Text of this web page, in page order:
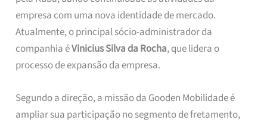
empresa com uma nova identidade de mercado.
Atualmente, o principal sócio-administrador da
companhia éVinicius Silva da Rocha, que lidera o
processo de expansão da empresa.
Segundo a direção, a missão da Gooden Mobilidade é
ampliar sua participação no segmento de fretamento,